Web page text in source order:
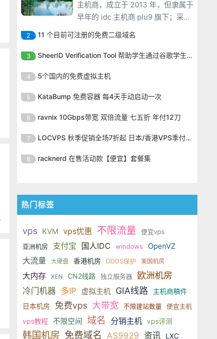
主机商，成立于 2013 年，但隶属于
早年的 idc 主机商 plu9 旗下；采用
OpenVZ 虚拟架构，数据中心位于
凤凰城 ioflood，拥有 1Gbps 级别
的上行带宽，在内存、硬盘以及流
数，之前苏苏有分享过这家的信
2 11 个目前可注册的免费二级域名
Combozo 是一家新开的美国 vps
主机商，成立于 2013 年，但隶属于
早年的 idc 主机商 plu9 旗下；采用
凤凰城 ioflood，拥有 1Gbps 级别
量方面，给予的都非常宽余的指
数，之前苏苏有分享过这家的信
3 SheerID Verification Tool 帮助学生通过谷歌学生计划免费获得 Gemini Advanced
Combozo 是一家新开的美国 vps
主机商，成立于 2013 年，但隶属于
早年的 idc 主机商 plu9 旗下；采用
凤凰城 ioflood，拥有 1Gbps 级别
量方面，给予的都非常宽余的指
数，之前苏苏有分享过这家的信
4 5个国内的免费虚拟主机
Combozo 是一家新开的美国 vps
主机商，成立于 2013 年，但隶属于
早年的 idc 主机商 plu9 旗下；采用
凤凰城 ioflood，拥有 1Gbps 级别
量方面，给予的都非常宽余的指
5 KataBump 免费容器 每4天手动启动一次
Combozo 是一家新开的美国 vps
主机商，成立于 2013 年，但隶属于
早年的 idc 主机商 plu9 旗下；采用
凤凰城 ioflood，拥有 1Gbps 级别
数，之前苏苏有分享过这家的信
6 ravnix 10Gbps带宽 双倍流量 七五折 年付12刀
Combozo 是一家新开的美国 vps
主机商，成立于 2013 年，但隶属于
早年的 idc 主机商 plu9 旗下；采用
的上行带宽，在内存、硬盘以及流
数，之前苏苏有分享过这家的信
7 LOCVPS 秋季促销全场7折起 日本/香港VPS季付63元
Combozo 是一家新开的美国 vps
主机商，成立于 2013 年，但隶属于
的上行带宽，在内存、硬盘以及流
量方面，给予的都非常宽余的指
数，之前苏苏有分享过这家的信
8 racknerd 在售活动款【便宜】套餐集
早年的 idc 主机商 plu9 旗下；采用
的上行带宽，在内存、硬盘以及流
量方面，给予的都非常宽余的指
数，之前苏苏有分享过这家的信
热门标签
vps KVM vps优惠 不限流量
便宜vps
亚洲机房
支付宝 国人IDC windows OpenVZ
大流量 大硬盘 香港机房 DDOS保护 美国机房
大内存 XEN CN2线路 独立服务器 欧洲机房
冷门机器 多IP 虚拟主机 GIA线路
主机商稿件
日本机房
免费vps 大带宽 不限建站数量 便宜主机
vps教程 不限空间 域名 分销主机 vps评测
韩国机房 免费域名 AS9929 资讯 LXC